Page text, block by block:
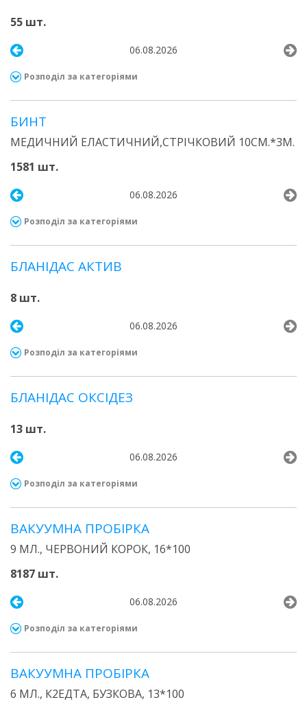
55 шт.
06.08.2026
Розподіл за категоріями
БИНТ
МЕДИЧНИЙ ЕЛАСТИЧНИЙ,СТРІЧКОВИЙ 10СМ.*3М.
1581 шт.
06.08.2026
Розподіл за категоріями
БЛАНІДАС АКТИВ
8 шт.
06.08.2026
Розподіл за категоріями
БЛАНІДАС ОКСІДЕЗ
13 шт.
06.08.2026
Розподіл за категоріями
ВАКУУМНА ПРОБІРКА
9 МЛ., ЧЕРВОНИЙ КОРОК, 16*100
8187 шт.
06.08.2026
Розподіл за категоріями
ВАКУУМНА ПРОБІРКА
6 МЛ., К2ЕДТА, БУЗКОВА, 13*100